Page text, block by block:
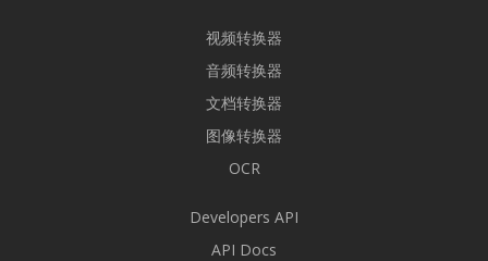
视频转换器
音频转换器
文档转换器
图像转换器
OCR
Developers API
API Docs